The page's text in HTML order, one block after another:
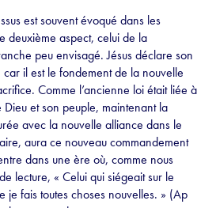
est souvent évoqué dans les
deuxième aspect, celui de la
peu envisagé. Jésus déclare son
il est le fondement de la nouvelle
Comme l’ancienne loi était liée à
Dieu et son peuple, maintenant la
avec la nouvelle alliance dans le
aura ce nouveau commandement
dans une ère où, comme nous
lecture, « Celui qui siégeait sur le
je fais toutes choses nouvelles. » (Ap